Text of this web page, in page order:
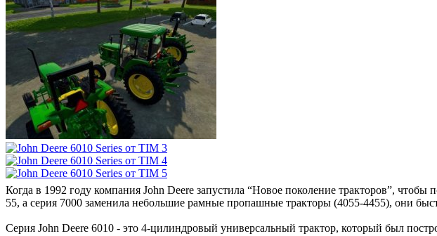
Когда в 1992 году компания John Deere запустила “Новое поколение тракторов”, чтобы
55, а серия 7000 заменила небольшие рамные пропашные тракторы (4055-4455), они
Серия John Deere 6010 - это 4-цилиндровый универсальный трактор, который был